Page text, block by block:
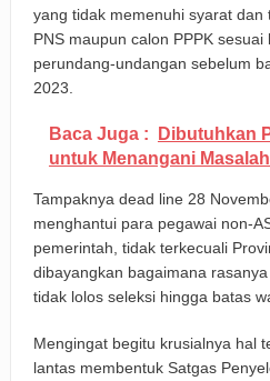
yang tidak memenuhi syarat dan
PNS maupun calon PPPK
perundang-undangan sebelum
2023.
Baca Juga :
Dibutuhkan
untuk Menangani
Tampaknya dead line 28
menghantui para pegawai non-
pemerintah, tidak terkecuali
dibayangkan bagaimana
tidak lolos seleksi hingga batas
Mengingat begitu krusialnya hal
lantas membentuk Satgas